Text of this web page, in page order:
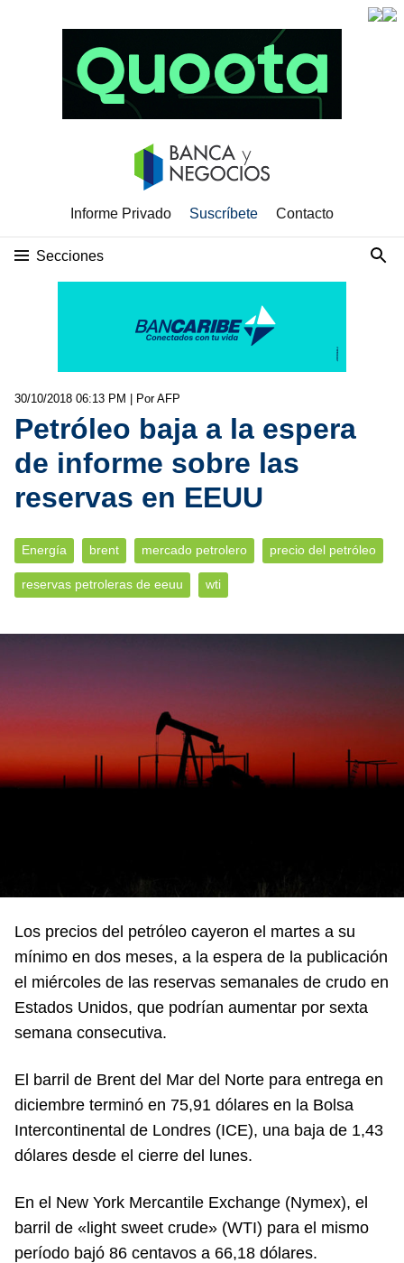
Informe Privado Suscríbete Contacto
Secciones
30/10/2018 06:13 PM | Por AFP
Petróleo baja a la espera
de informe sobre las
reservas en EEUU
Energía brent mercado petrolero precio del petróleo
reservas petroleras de eeuu wti
Los precios del petróleo cayeron el martes a su
mínimo en dos meses, a la espera de la publicación
el miércoles de las reservas semanales de crudo en
Estados Unidos, que podrían aumentar por sexta
semana consecutiva.
El barril de Brent del Mar del Norte para entrega en
diciembre terminó en 75,91 dólares en la Bolsa
Intercontinental de Londres (ICE), una baja de 1,43
dólares desde el cierre del lunes.
En el New York Mercantile Exchange (Nymex), el
barril de «light sweet crude» (WTI) para el mismo
período bajó 86 centavos a 66,18 dólares.